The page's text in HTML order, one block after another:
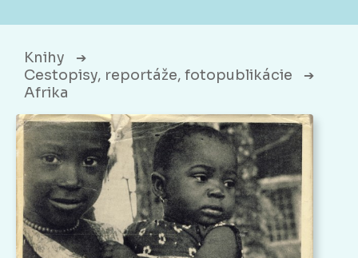
Knihy ➔
Cestopisy, reportáže, fotopublikácie ➔
Afrika